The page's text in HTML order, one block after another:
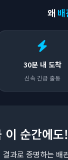
왜 배
30분 내 도착
신속 긴급 출동
이 순간에도!
결과로 증명하는 배